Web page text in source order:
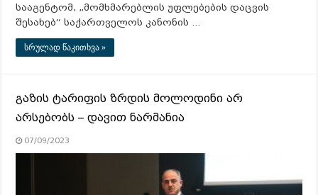
სააგენტომ, „მომხმარებლის უფლებების დაცვის
შესახებ“ საქართველოს კანონის …
სრულად წაკითხვა »
გაზის ტარიფის ზრდის მოლოდინი არ
არსებობს – დავით ნარმანია
07/09/2023